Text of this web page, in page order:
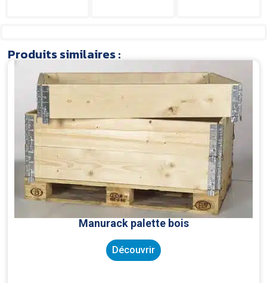
Produits similaires :
Manurack palette bois
Découvrir